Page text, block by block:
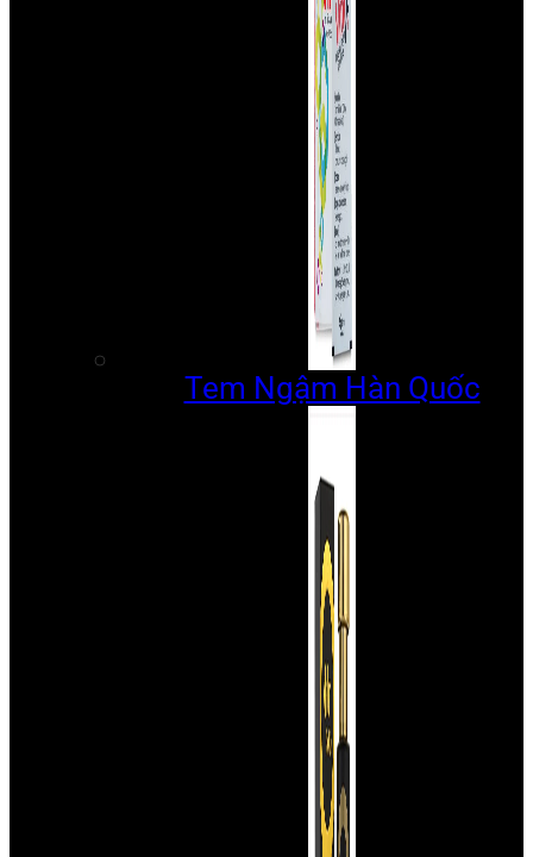
Tem Ngậm Hàn Quốc